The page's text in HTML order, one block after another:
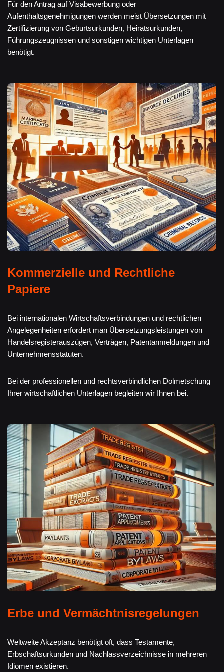
Für den Antrag auf Visabewerbung oder
Aufenthaltsgenehmigungen werden meist Übersetzungen mit
Zertifizierung von Geburtsurkunden, Heiratsurkunden,
Führungszeugnissen und sonstigen wichtigen Unterlagen
benötigt.
Kommerzielle und Rechtliche
Papiere
Bei internationalen Wirtschaftsverbindungen und rechtlichen
Angelegenheiten erfordert man Übersetzungsleistungen von
Handelsregisterauszügen, Verträgen, Patentanmeldungen und
Unternehmensstatuten.
Bei der professionellen und rechtsverbindlichen Dolmetschung
Ihrer wirtschaftlichen Unterlagen begleiten wir Ihnen bei.
Erbe und Vermächtnisregelungen
Weltweite Akzeptanz benötigt oft, dass Testamente,
Erbschaftsurkunden und Nachlassverzeichnisse in mehreren
Idiomen existieren.